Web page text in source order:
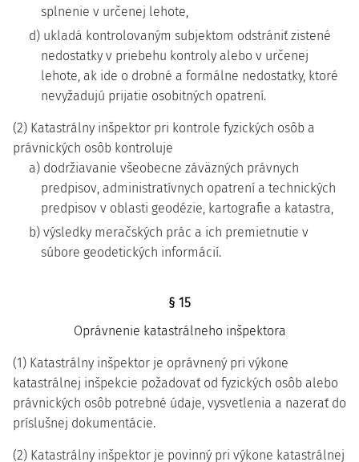
splnenie v určenej lehote,
d) ukladá kontrolovaným subjektom odstrániť zistené
nedostatky v priebehu kontroly alebo v určenej
lehote, ak ide o drobné a formálne nedostatky, ktoré
nevyžadujú prijatie osobitných opatrení.
(2) Katastrálny inšpektor pri kontrole fyzických osôb a
právnických osôb kontroluje
a) dodržiavanie všeobecne záväzných právnych
predpisov, administratívnych opatrení a technických
predpisov v oblasti geodézie, kartografie a katastra,
b) výsledky meračských prác a ich premietnutie v
súbore geodetických informácií.
§ 15
Oprávnenie katastrálneho inšpektora
(1) Katastrálny inšpektor je oprávnený pri výkone
katastrálnej inšpekcie požadovať od fyzických osôb alebo
právnických osôb potrebné údaje, vysvetlenia a nazerať do
príslušnej dokumentácie.
(2) Katastrálny inšpektor je povinný pri výkone katastrálnej